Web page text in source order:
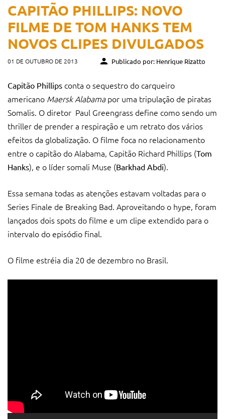
CAPITÃO PHILLIPS: NOVO
FILME DE TOM HANKS TEM
NOVOS CLIPES DIVULGADOS
01 DE OUTUBRO DE 2013 Publicado por: Henrique Rizatto
Capitão Phillips conta o sequestro do carqueiro
americano Maersk Alabamapor uma tripulação de piratas
Somalis. O diretor Paul Greengrass define como sendo um
thriller de prender a respiração e um retrato dos vários
efeitos da globalização. O filme foca no relacionamento
entre o capitão do Alabama, Capitão Richard Phillips (Tom
Hanks), e o líder somali Muse (Barkhad Abdi).
Essa semana todas as atenções estavam voltadas para o
Series Finale de Breaking Bad. Aproveitando o hype, foram
lançados dois spots do filme e um clipe extendido para o
intervalo do episódio final.
O filme estréia dia 20 de dezembro no Brasil.